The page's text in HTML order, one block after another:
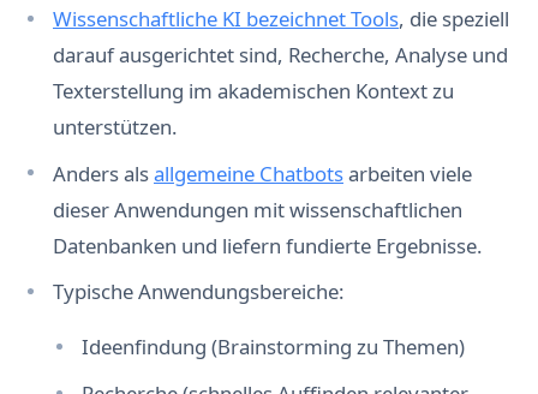
Wissenschaftliche KI bezeichnet Tools, die speziell
darauf ausgerichtet sind, Recherche, Analyse und
Texterstellung im akademischen Kontext zu
unterstützen.
Anders alsallgemeine Chatbotsarbeiten viele
dieser Anwendungen mit wissenschaftlichen
Datenbanken und liefern fundierte Ergebnisse.
Typische Anwendungsbereiche:
Ideenfindung (Brainstorming zu Themen)